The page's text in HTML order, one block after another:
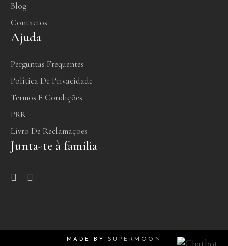
Blog
Contactos
Ajuda
Perguntas Frequentes
Política De Privacidade
Termos E Condições
PRR
Livro De Reclamações
Junta-te à familia
MADE BY SUPERMOON